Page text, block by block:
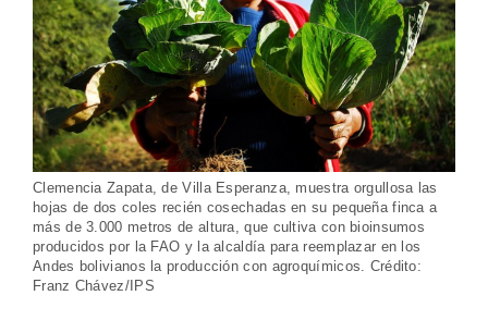
Clemencia Zapata, de Villa Esperanza, muestra orgullosa las
hojas de dos coles recién cosechadas en su pequeña finca a
más de 3.000 metros de altura, que cultiva con bioinsumos
producidos por la FAO y la alcaldía para reemplazar en los
Andes bolivianos la producción con agroquímicos. Crédito:
Franz Chávez/IPS